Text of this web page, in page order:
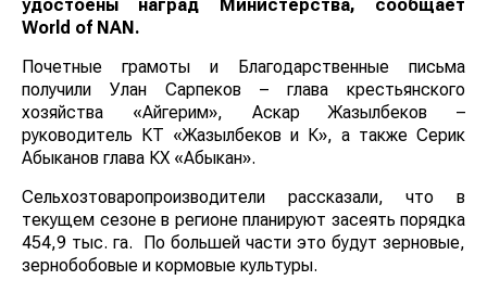
удостоены наград Министерства, сообщает
World of NAN.
Почетные грамоты и Благодарственные письма
получили Улан Сарпеков – глава крестьянского
хозяйства «Айгерим», Аскар Жазылбеков –
руководитель КТ «Жазылбеков и К», а также Серик
Абыканов глава КХ «Абыкан».
Сельхозтоваропроизводители рассказали, что в
текущем сезоне в регионе планируют засеять порядка
454,9 тыс. га. По большей части это будут зерновые,
зернобобовые и кормовые культуры.